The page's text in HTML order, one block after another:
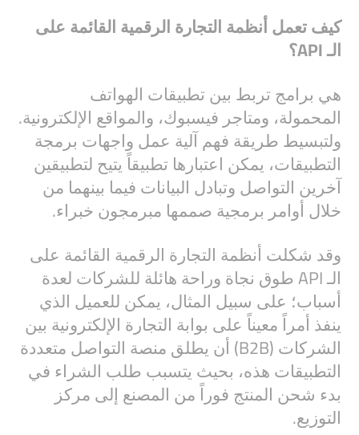
كيف تعمل أنظمة التجارة الرقمية القائمة على
الـ API؟
هي برامج تربط بين تطبيقات الهواتف
المحمولة، ومتاجر فيسبوك، والمواقع الإلكترونية.
ولتبسيط طريقة فهم آلية عمل واجهات برمجة
التطبيقات، يمكن اعتبارها تطبيقاً يتيح لتطبيقين
آخرين التواصل وتبادل البيانات فيما بينهما من
خلال أوامر برمجية صممها مبرمجون خبراء.
وقد شكلت أنظمة التجارة الرقمية القائمة على
الـ API طوق نجاة وراحة هائلة للشركات لعدة
أسباب؛ على سبيل المثال، يمكن للعميل الذي
ينفذ أمراً معيناً على بوابة التجارة الإلكترونية بين
الشركات (B2B) أن يطلق منصة التواصل متعددة
التطبيقات هذه، بحيث يتسبب طلب الشراء في
بدء شحن المنتج فوراً من المصنع إلى مركز
التوزيع.